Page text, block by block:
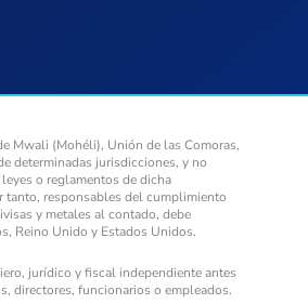
Mwali (Mohéli), Unión de las Comoras,
determinadas jurisdicciones, y no
o reglamentos de dicha
tanto, responsables del cumplimiento
y metales al contado, debe
Reino Unido y Estados Unidos.
jurídico y fiscal independiente antes
directores, funcionarios o empleados.